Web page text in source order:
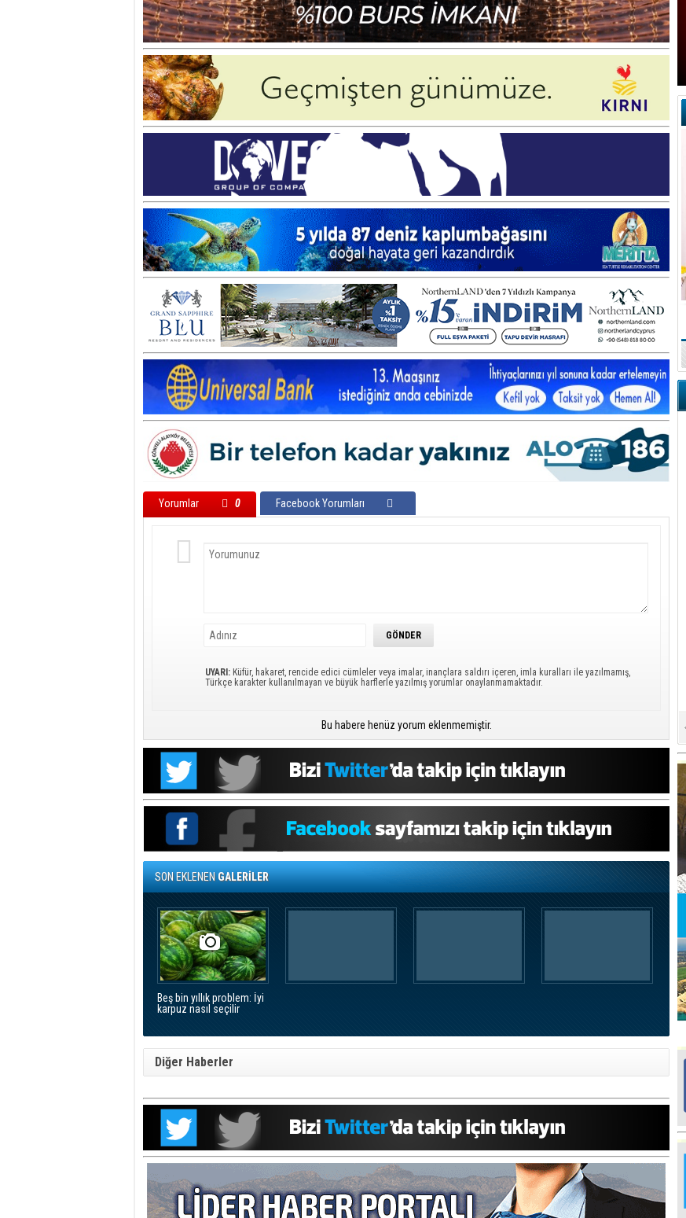
Yorumlar 0 Facebook Yorumları
UYARI: Küfür, hakaret, rencide edici cümleler veya imalar, inançlara saldırı içeren, imla kuralları ile yazılmamış,
Türkçe karakter kullanılmayan ve büyük harflerle yazılmış yorumlar onaylanmamaktadır.
Bu habere henüz yorum eklenmemiştir.
SON EKLENENGALERİLER
Beş bin yıllık problem: İyi
karpuz nasıl seçilir
Diğer Haberler